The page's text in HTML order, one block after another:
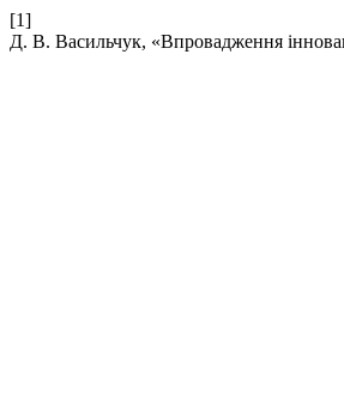
[1]
Д. В. Васильчук, «Впровадження